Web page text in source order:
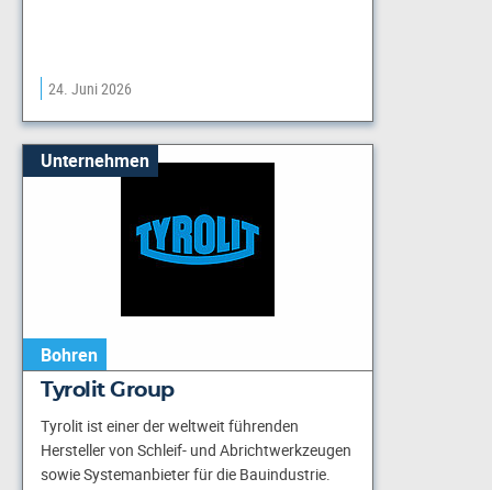
24. Juni 2026
Unternehmen
Bohren
Tyrolit Group
Tyrolit ist einer der weltweit führenden
Hersteller von Schleif- und Abrichtwerkzeugen
sowie Systemanbieter für die Bauindustrie.